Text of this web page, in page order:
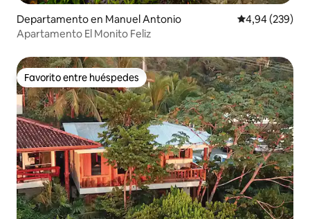
Departamento en Manuel Antonio Calificación
4,94 (239)
Apartamento El Monito Feliz
Favorito entre huéspedes
Favorito entre huéspedes